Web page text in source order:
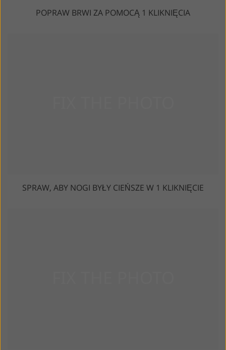
POPRAW BRWI ZA POMOCĄ 1 KLIKNIĘCIA
SPRAW, ABY NOGI BYŁY CIEŃSZE W 1 KLIKNIĘCIE